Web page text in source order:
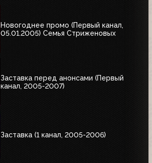
Новогоднее промо (Первый канал,
05.01.2005) Семья Стриженовых
Заставка перед анонсами (Первый
канал, 2005-2007)
Заставка (1 канал, 2005-2006)